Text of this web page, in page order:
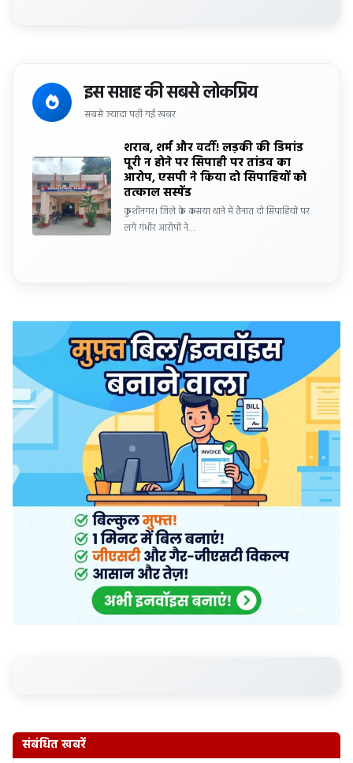
इस सप्ताह की सबसे लोकप्रिय
सबसे ज्यादा पढ़ी गई खबर
शराब, शर्म और वर्दी! लड़की की डिमांड
पूरी न होने पर सिपाही पर तांडव का
आरोप, एसपी ने किया दो सिपाहियों को
तत्काल सस्पेंड
कुशीनगर। जिले के कसया थाने में तैनात दो सिपाहियों पर
लगे गंभीर आरोपों ने…
संबंधित खबरें